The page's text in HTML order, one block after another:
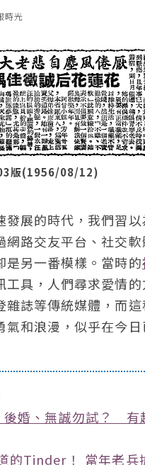
時光
版(1956/08/12)
發展的時代，我們習
網路交友平台、社交
是另一番模樣。當時的
工具，人們尋求愛情
雜誌等傳統媒體，而
氣和浪漫，似乎在今
後婚、無誠勿試？ 有
的Tinder！ 當年老兵